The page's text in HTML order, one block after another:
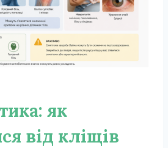
як
від кліщів